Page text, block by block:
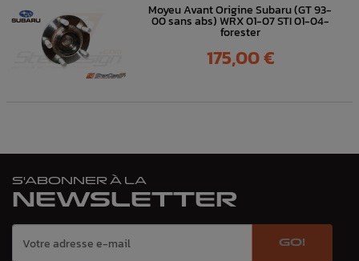
Moyeu Avant Origine Subaru (GT 93-
00 sans abs) WRX 01-07 STI 01-04-
forester
Prix
175,00 €
S'ABONNER À LA
NEWSLETTER
GO!